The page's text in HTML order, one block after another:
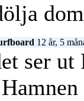
12 år, 5
ser